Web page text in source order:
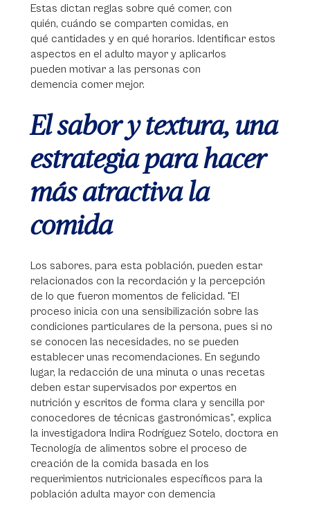
Estas dictan reglas sobre qué comer, con
quién, cuándo se comparten comidas, en
qué cantidades y en qué horarios. Identificar estos
aspectos en el adulto mayor y aplicarlos
pueden motivar a las personas con
demencia comer mejor.
El sabor y textura, una
estrategia para hacer
más atractiva la
comida
Los sabores, para esta población, pueden estar
relacionados con la recordación y la percepción
de lo que fueron momentos de felicidad. "El
proceso inicia con una sensibilización sobre las
condiciones particulares de la persona, pues si no
se conocen las necesidades, no se pueden
establecer unas recomendaciones. En segundo
lugar, la redacción de una minuta o unas recetas
deben estar supervisados por expertos en
nutrición y escritos de forma clara y sencilla por
conocedores de técnicas gastronómicas”, explica
la investigadora Indira Rodríguez Sotelo, doctora en
Tecnología de alimentos sobre el proceso de
creación de la comida basada en los
requerimientos nutricionales específicos para la
población adulta mayor con demencia